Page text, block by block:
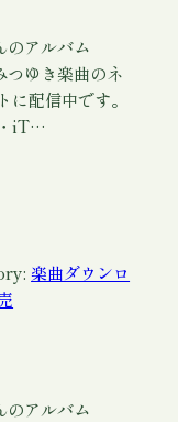
のアルバム
ゆき楽曲のネ
配信中です。
・iT…
楽曲ダウンロ
のアルバム